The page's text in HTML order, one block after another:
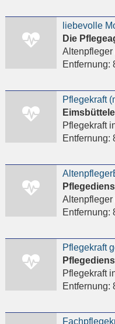
Die
Altenpfleger
Entfernung:
Pflegekraft
Entfernung:
Altenpfleger
Entfernung:
Pflegekraft
Entfernung: